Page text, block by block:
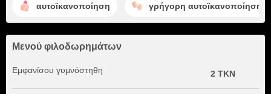
αυτοϊκανοποίηση γρήγορη αυτοϊκανοποίηση
Μενού φιλοδωρημάτων
Εμφανίσου γυμνόστηθη 2 TKN